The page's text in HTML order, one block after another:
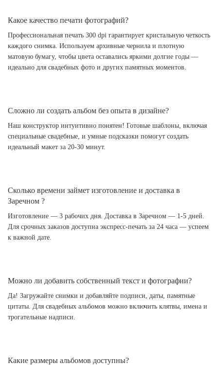
Какое качество печати фотографий?
Профессиональная печать 300 dpi гарантирует кристальную четкость
каждого снимка. Используем архивные чернила и плотную
матовую бумагу, чтобы цвета оставались яркими долгие годы —
идеально для свадебных фото и других памятных моментов.
Сложно ли создать альбом без опыта в дизайне?
Наш конструктор интуитивно понятен! Готовые шаблоны, включая
специальные свадебные, и умные подсказки помогут создать
идеальный макет за 20-30 минут.
Сколько времени займет изготовление и доставка в
Заречном ?
Изготовление — 3 рабочих дня. Доставка в Заречном — 1-5 дней.
Для срочных заказов доступна экспресс-печать за 24 часа — успеем
к важной дате.
Можно ли добавить собственный текст и фотографии?
Да! Загружайте снимки и добавляйте подписи, даты, памятные
цитаты. Для свадебных альбомов можно включить клятвы, имена и
трогательные надписи.
Какие размеры альбомов доступны?